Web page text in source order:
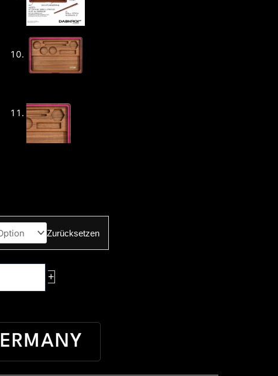
Zurücksetzen
+